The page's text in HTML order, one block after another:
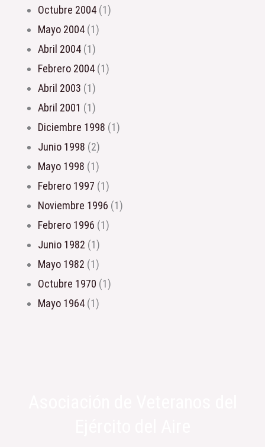
octubre 2004 (1)
mayo 2004 (1)
abril 2004 (1)
febrero 2004 (1)
abril 2003 (1)
abril 2001 (1)
diciembre 1998 (1)
junio 1998 (2)
mayo 1998 (1)
febrero 1997 (1)
noviembre 1996 (1)
febrero 1996 (1)
junio 1982 (1)
mayo 1982 (1)
octubre 1970 (1)
mayo 1964 (1)